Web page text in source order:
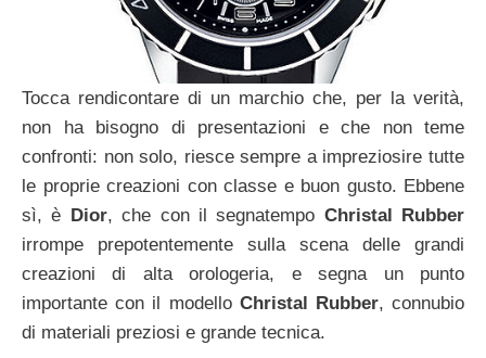
Tocca rendicontare di un marchio che, per la verità,
non ha bisogno di presentazioni e che non teme
confronti: non solo, riesce sempre a impreziosire tutte
le proprie creazioni con classe e buon gusto. Ebbene
sì, è
Dior, che con il segnatempo Christal Rubber
irrompe prepotentemente sulla scena delle grandi
creazioni di alta orologeria, e segna un punto
importante con il modello Christal Rubber, connubio
di materiali preziosi e grande tecnica.